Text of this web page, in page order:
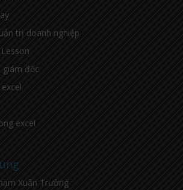
trị doanh nghiệp
giám đốc
excel
Xuân Trường